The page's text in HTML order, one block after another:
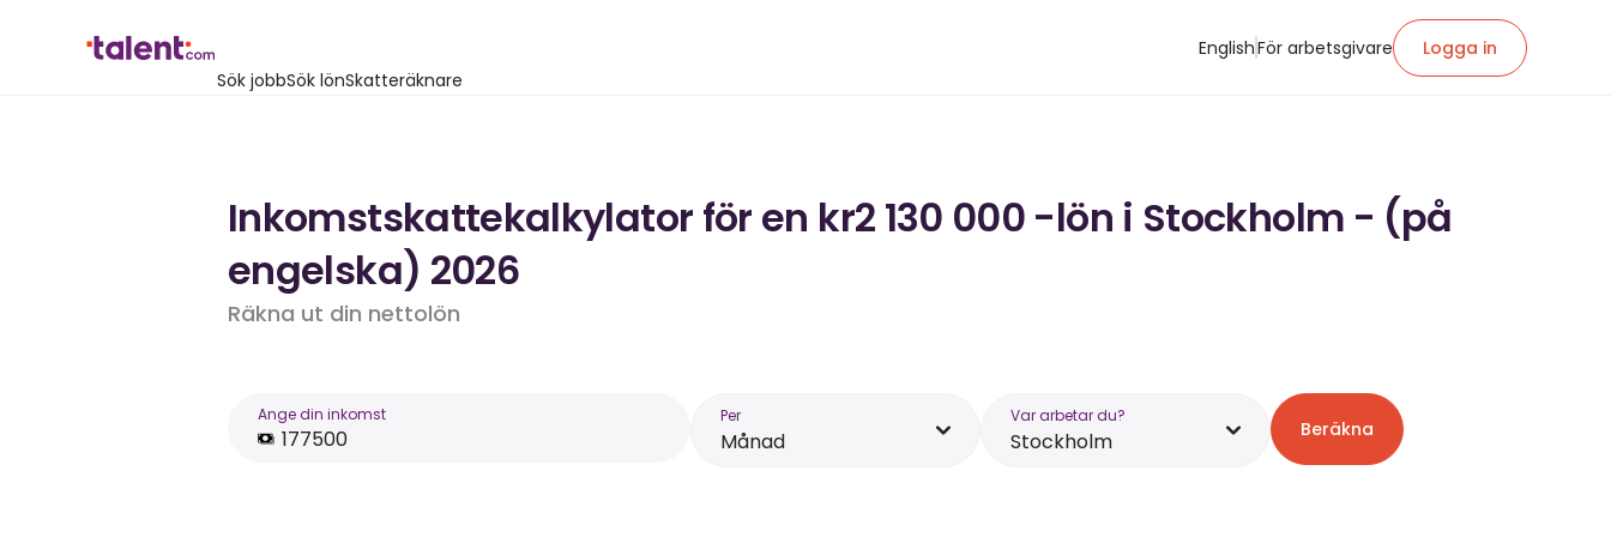
Sök jobbSök lönSkatteräknare
EnglishFör arbetsgivare Logga in
Inkomstskattekalkylator för en kr2 130 000 -lön i Stockholm - (på
engelska) 2026
Räkna ut din nettolön
Ange din inkomst Per
Månad
Var arbetar du?
Stockholm Beräkna